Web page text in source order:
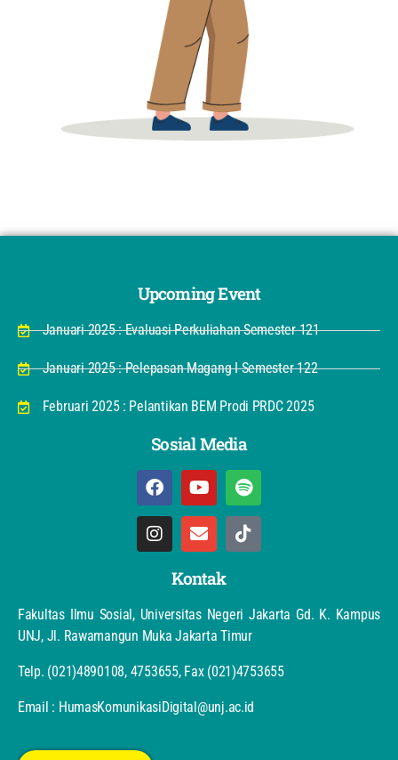
Upcoming Event
Januari 2025 : Evaluasi Perkuliahan Semester 121
Januari 2025 : Pelepasan Magang I Semester 122
Februari 2025 : Pelantikan BEM Prodi PRDC 2025
Sosial Media
Kontak
Fakultas Ilmu Sosial, Universitas Negeri Jakarta Gd. K. Kampus
UNJ, Jl. Rawamangun Muka Jakarta Timur
Telp. (021)4890108, 4753655, Fax (021)4753655
Email : HumasKomunikasiDigital@unj.ac.id